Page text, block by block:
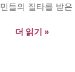
민들의 질타를 받
더 읽기 »